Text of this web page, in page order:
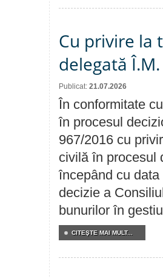
Cu privire la
delegată
Publicat: 21.07.2026
În conformitate
în procesul
967/2016 cu
civilă în procesul
începând cu
decizie a
bunurilor în
CITEŞTE MAI MULT...